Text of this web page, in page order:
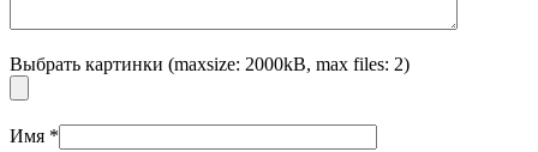
Выбрать картинки (maxsize: 2000kB, max files: 2)
Имя *